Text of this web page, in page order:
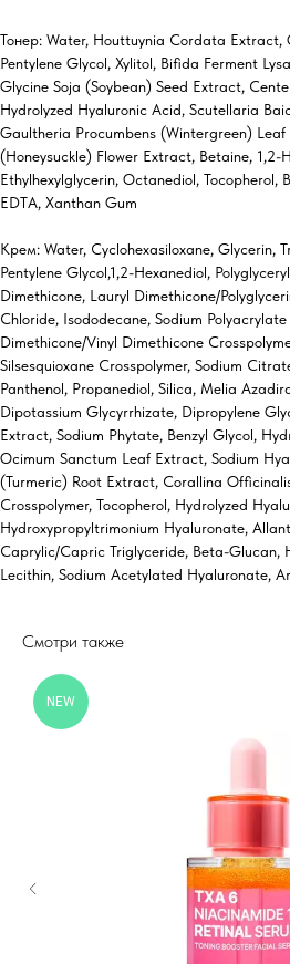
Тонер: Water, Houttuynia Cordata Extract,
Pentylene Glycol, Xylitol, Bifida Ferment
Glycine Soja (Soybean) Seed Extract,
Hydrolyzed Hyaluronic Acid, Scutellaria
Gaultheria Procumbens (Wintergreen)
(Honeysuckle) Flower Extract, Betaine, 1,2-
Ethylhexylglycerin, Octanediol, Tocopherol,
EDTA, Xanthan Gum
Крем: Water, Cyclohexasiloxane, Glycerin,
Pentylene Glycol,1,2-Hexanediol,
Dimethicone, Lauryl Dimethicone/
Chloride, Isododecane, Sodium
Dimethicone/Vinyl Dimethicone
Silsesquioxane Crosspolymer, Sodium
Panthenol, Propanediol, Silica, Melia
Dipotassium Glycyrrhizate, Dipropylene
Extract, Sodium Phytate, Benzyl Glycol,
Ocimum Sanctum Leaf Extract, Sodium
(Turmeric) Root Extract, Corallina
Crosspolymer, Tocopherol, Hydrolyzed
Hydroxypropyltrimonium Hyaluronate,
Caprylic/Capric Triglyceride, Beta-Glucan,
Lecithin, Sodium Acetylated Hyaluronate,
Смотри также
NEW